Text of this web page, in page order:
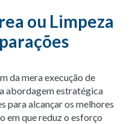
ou Limpeza
da mera execução de
abordagem estratégica
para alcançar os melhores
em que reduz o esforço